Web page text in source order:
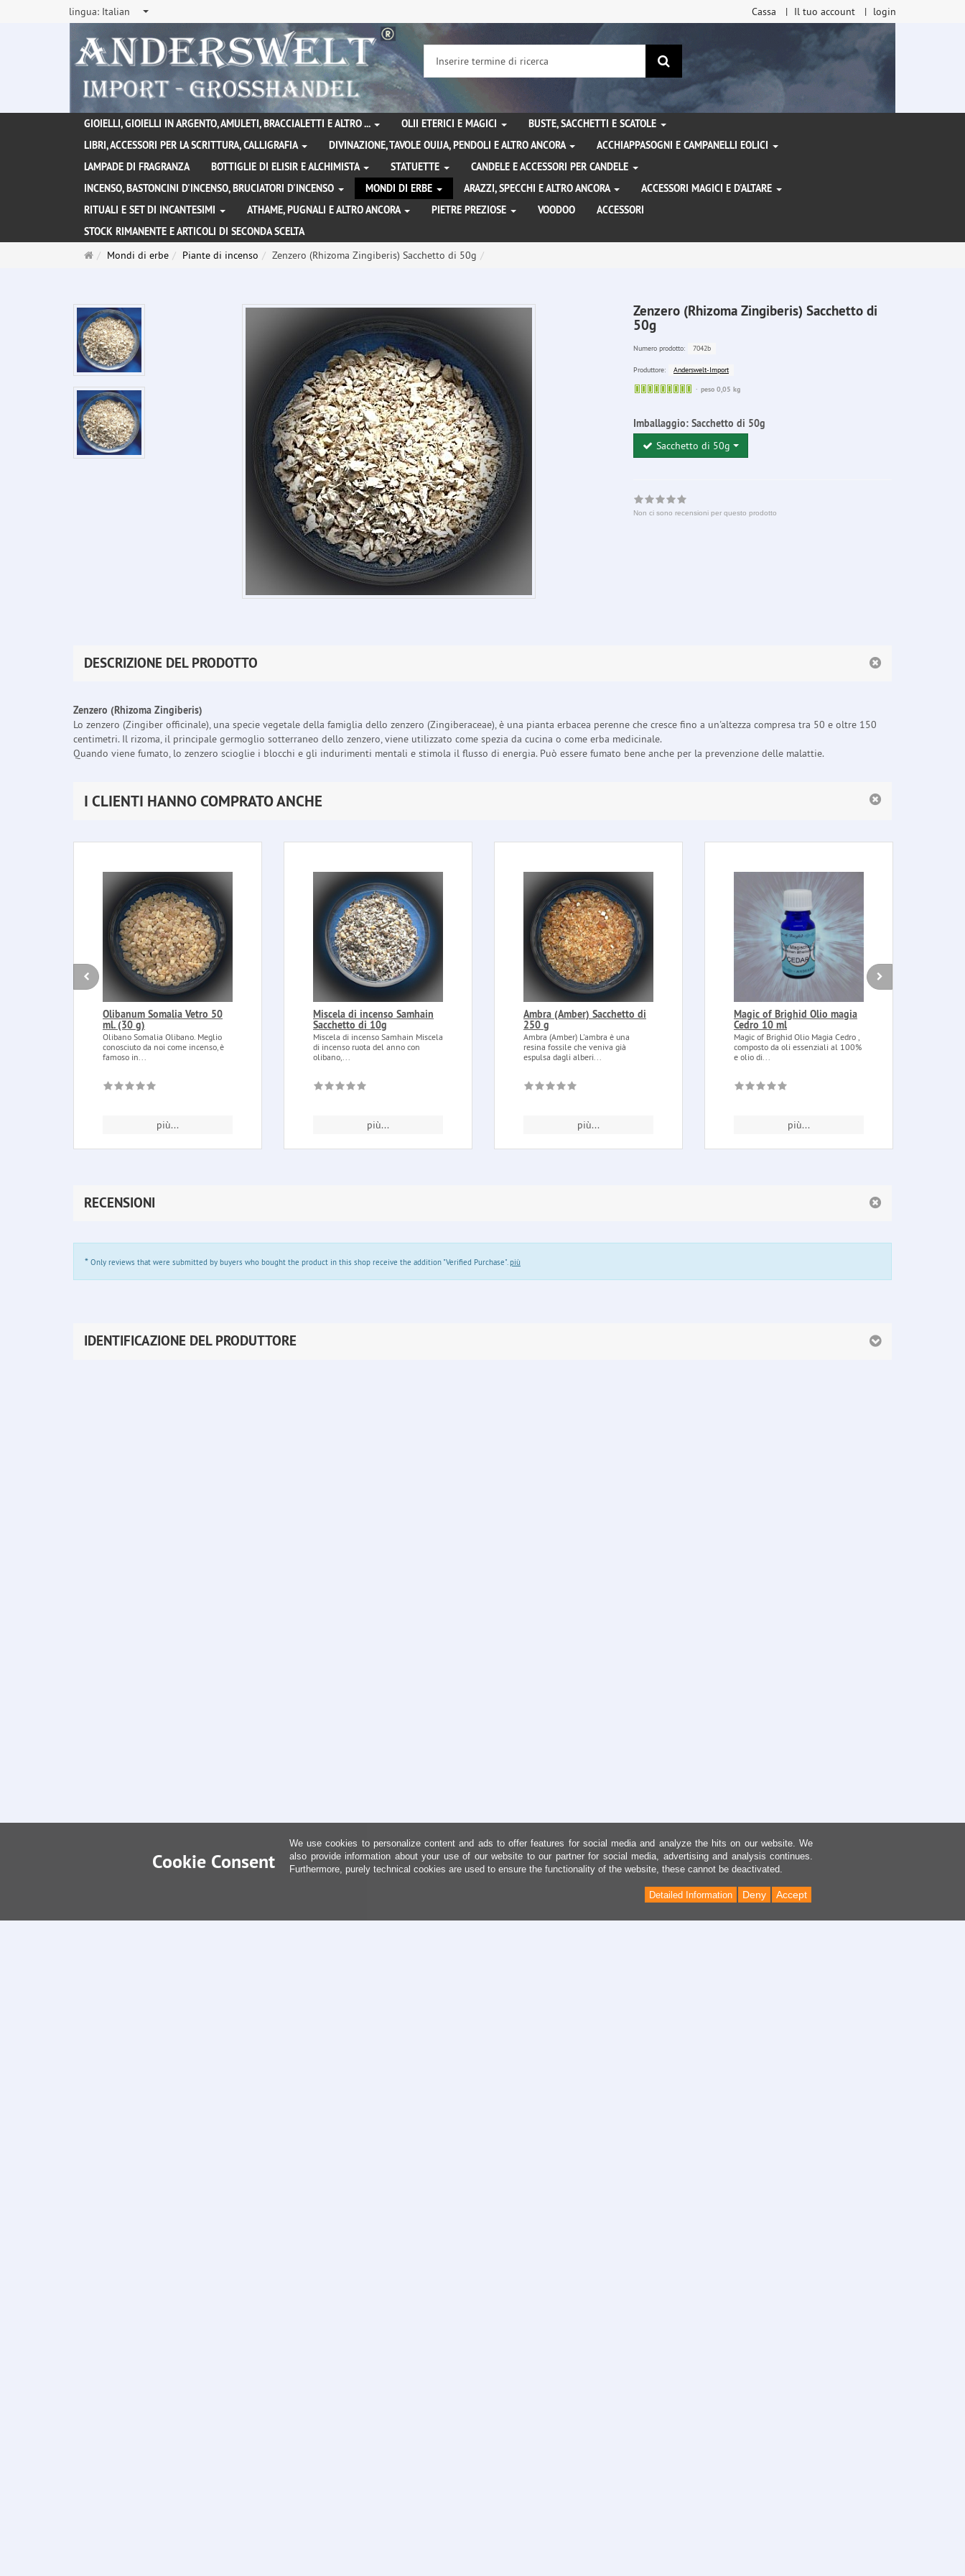
lingua: Italian Cassa Il tuo account login
ricerca
GIOIELLI, GIOIELLI IN ARGENTO, AMULETI, BRACCIALETTI E ALTRO ... OLII ETERICI E MAGICI
BUSTE, SACCHETTI E SCATOLE
LIBRI, ACCESSORI PER LA SCRITTURA, CALLIGRAFIA
DIVINAZIONE, TAVOLE OUIJA, PENDOLI E ALTRO ANCORA
ACCHIAPPASOGNI E CAMPANELLI EOLICI
LAMPADE DI FRAGRANZA
BOTTIGLIE DI ELISIR E ALCHIMISTA STATUETTE
CANDELE E ACCESSORI PER CANDELE
INCENSO, BASTONCINI D'INCENSO, BRUCIATORI D'INCENSO
MONDI DI ERBE ARAZZI, SPECCHI E ALTRO ANCORA
ACCESSORI MAGICI E D'ALTARE
RITUALI E SET DI INCANTESIMI
ATHAME, PUGNALI E ALTRO ANCORA PIETRE PREZIOSE VOODOO
ACCESSORI
STOCK RIMANENTE E ARTICOLI DI SECONDA SCELTA
PaginaMondi di erbe Piante di incenso Zenzero (Rhizoma Zingiberis) Sacchetto di 50g
Zenzero (Rhizoma Zingiberis) Sacchetto di
50g
Numero prodotto: 7042b
Produttore:
Anderswelt-Import
Sofort
peso 0,05 kg
Imballaggio: Sacchetto di 50g
Sacchetto di 50g
Non ci sono recensioni per questo prodotto
DESCRIZIONE DEL PRODOTTO
Zenzero (Rhizoma Zingiberis)
Lo zenzero (Zingiber officinale), una specie vegetale della famiglia dello zenzero (Zingiberaceae), è una pianta erbacea perenne che cresce fino a un'altezza compresa tra 50 e oltre 150
centimetri. Il rizoma, il principale germoglio sotterraneo dello zenzero, viene utilizzato come spezia da cucina o come erba medicinale.
Quando viene fumato, lo zenzero scioglie i blocchi e gli indurimenti mentali e stimola il flusso di energia. Può essere fumato bene anche per la prevenzione delle malattie.
I CLIENTI HANNO COMPRATO ANCHE
Olibanum Somalia Vetro 50
ml. (30 g)
Olibano Somalia Olibano. Meglio
conosciuto da noi come incenso, è
famoso in...
più...
Miscela di incenso Samhain
Sacchetto di 10g
Miscela di incenso Samhain Miscela
di incenso ruota del anno con
olibano,...
più...
Ambra (Amber) Sacchetto di
250 g
Ambra (Amber) L'ambra è una
resina fossile che veniva già
espulsa dagli alberi...
più...
Magic of Brighid Olio magia
Cedro 10 ml
Magic of Brighid Olio Magia Cedro ,
composto da oli essenziali al 100%
e olio di...
più...
RECENSIONI
* Only reviews that were submitted by buyers who bought the product in this shop receive the addition "Verified Purchase".più
IDENTIFICAZIONE DEL PRODUTTORE
Cookie Consent
We use cookies to personalize content and ads to offer features for social media and analyze the hits on our website. We
also provide information about your use of our website to our partner for social media, advertising and analysis continues.
Furthermore, purely technical cookies are used to ensure the functionality of the website, these cannot be deactivated.
Accept
Deny
Detailed Information